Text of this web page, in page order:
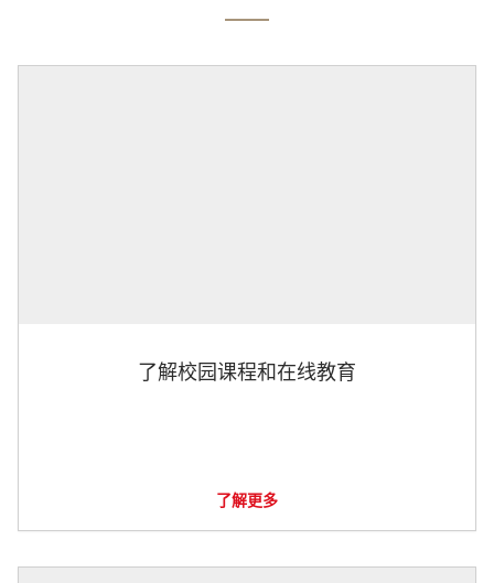
了解校园课程和在线教育
了解更多